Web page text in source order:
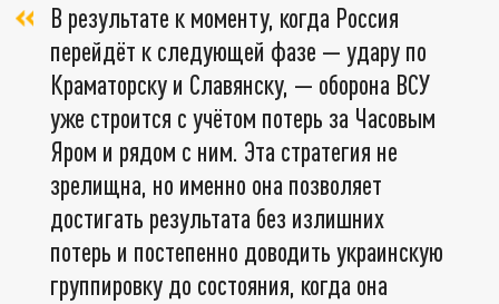
В результате к моменту, когда Россия
перейдёт к следующей фазе — удару по
Краматорску и Славянску, — оборона ВСУ
уже строится с учётом потерь за Часовым
Яром и рядом с ним. Эта стратегия не
зрелищна, но именно она позволяет
достигать результата без излишних
потерь и постепенно доводить украинскую
группировку до состояния, когда она